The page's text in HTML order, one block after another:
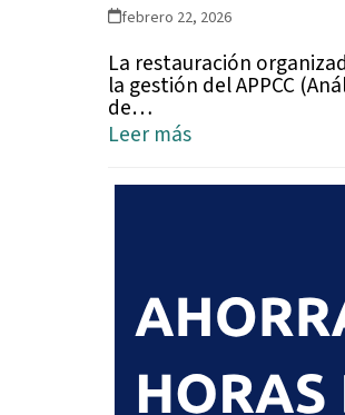
febrero 22, 2026
La restauración
la gestión del APPCC
de…
Leer más